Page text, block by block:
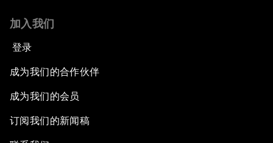
加入我们
登录
成为我们的合作伙伴
成为我们的会员
订阅我们的新闻稿